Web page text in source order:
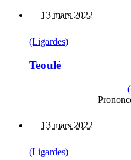
13 mars 2022
(Ligardes)
Teoulé
13 mars 2022
(Ligardes)